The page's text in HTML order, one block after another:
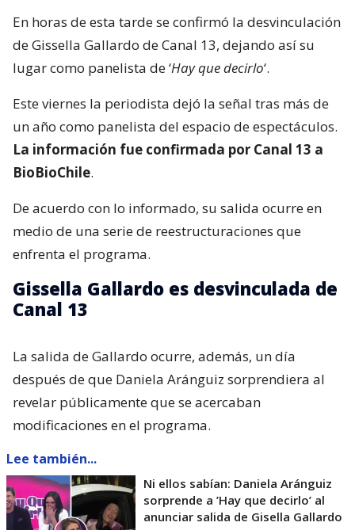
En horas de esta tarde se confirmó la desvinculación
de Gissella Gallardo de Canal 13, dejando así su
lugar como panelista de ‘Hay que decirlo‘.
Este viernes la periodista dejó la señal tras más de
un año como panelista del espacio de espectáculos.
La información fue confirmada por Canal 13 a
BioBioChile.
De acuerdo con lo informado, su salida ocurre en
medio de una serie de reestructuraciones que
enfrenta el programa.
Gissella Gallardo es desvinculada de
Canal 13
La salida de Gallardo ocurre, además, un día
después de que Daniela Aránguiz sorprendiera al
revelar públicamente que se acercaban
modificaciones en el programa.
Lee también...
Ni ellos sabían: Daniela Aránguiz
sorprende a ’Hay que decirlo’ al
anunciar salida de Gisella Gallardo